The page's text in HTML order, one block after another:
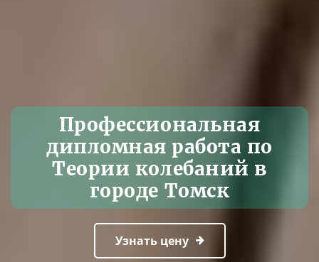
Профессиональная
дипломная работа по
Теории колебаний в
городе Томск
Узнать цену